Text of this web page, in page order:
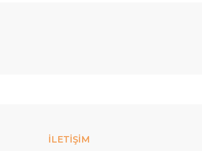
İLETİŞİM